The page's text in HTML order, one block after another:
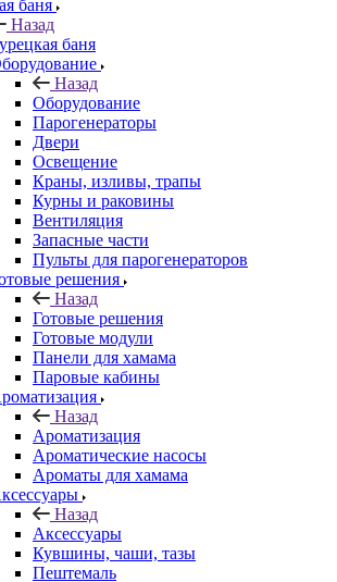
баня
Назад
баня
Назад
Оборудование
Парогенераторы
Двери
Освещение
Краны, изливы, трапы
Курны и раковины
Вентиляция
Запасные части
Пульты для парогенераторов
решения
Назад
Готовые решения
Готовые модули
Панели для хамама
Паровые кабины
Назад
Ароматизация
Ароматические насосы
Ароматы для хамама
Назад
Аксессуары
Кувшины, чаши, тазы
Пештемаль